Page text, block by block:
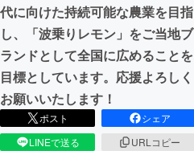
代に向けた持続可能な農業を目指
し、「波乗りレモン」をご当地ブ
ランドとして全国に広めることを
目標としています。応援よろしく
お願いいたします！
ポスト
シェア
LINEで送る
URLコピー